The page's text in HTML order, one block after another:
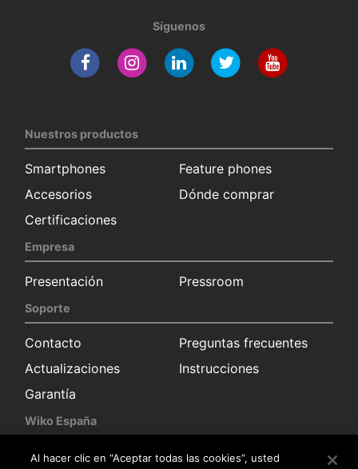
Síguenos
Nuestros productos
Smartphones
Feature phones
Accesorios
Dónde comprar
Certificaciones
Empresa
Presentación Pressroom
Soporte
Contacto
Preguntas frecuentes
Actualizaciones
Instrucciones
Garantía
Wiko España
Solicitud información Sala de prensa
Al hacer clic en “Aceptar todas las cookies”, usted